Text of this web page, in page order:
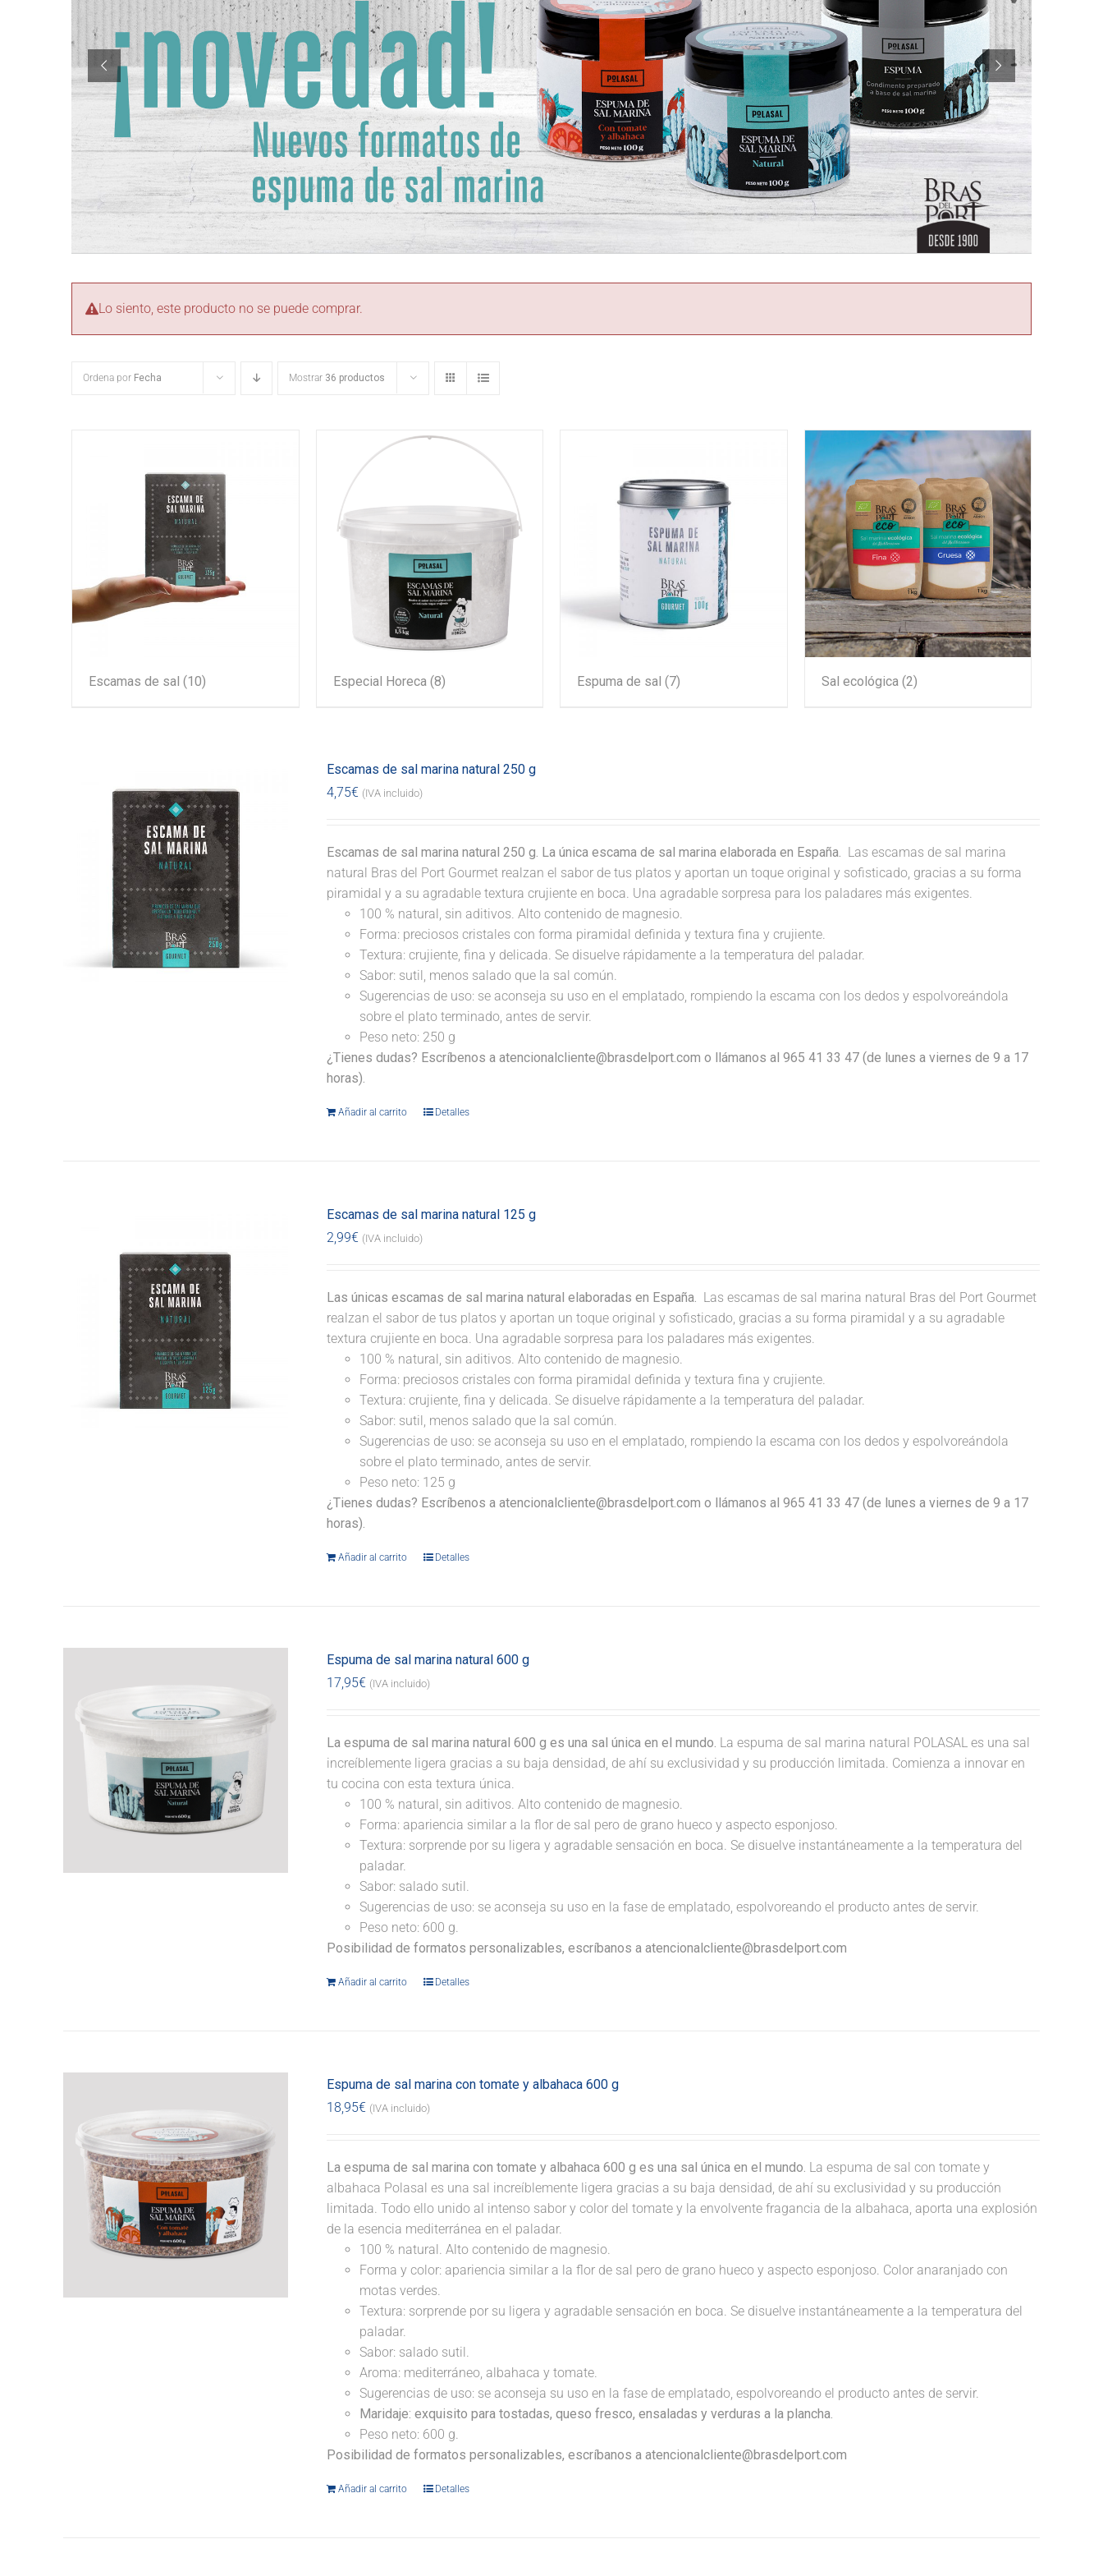
Lo siento, este producto no se puede comprar.
Ordena por Fecha Mostrar 36 productos
Escamas de sal (10) Especial Horeca (8) Espuma de sal (7) Sal ecológica (2)
Escamas de sal marina natural 250 g
4,75€ (IVA incluido)
Escamas de sal marina natural 250 g. La única escama de sal marina elaborada en España. Las escamas de sal marina
natural Bras del Port Gourmet realzan el sabor de tus platos y aportan un toque original y sofisticado, gracias a su forma
piramidal y a su agradable textura crujiente en boca. Una agradable sorpresa para los paladares más exigentes.
100 % natural, sin aditivos. Alto contenido de magnesio.
Forma: preciosos cristales con forma piramidal definida y textura fina y crujiente.
Textura: crujiente, fina y delicada. Se disuelve rápidamente a la temperatura del paladar.
Sabor: sutil, menos salado que la sal común.
Sugerencias de uso: se aconseja su uso en el emplatado, rompiendo la escama con los dedos y espolvoreándola
sobre el plato terminado, antes de servir.
Peso neto: 250 g
¿Tienes dudas? Escríbenos a atencionalcliente@brasdelport.com o llámanos al 965 41 33 47 (de lunes a viernes de 9 a 17
horas).
Añadir al carrito Detalles
Escamas de sal marina natural 125 g
2,99€ (IVA incluido)
Las únicas escamas de sal marina natural elaboradas en España. Las escamas de sal marina natural Bras del Port Gourmet
realzan el sabor de tus platos y aportan un toque original y sofisticado, gracias a su forma piramidal y a su agradable
textura crujiente en boca. Una agradable sorpresa para los paladares más exigentes.
100 % natural, sin aditivos. Alto contenido de magnesio.
Forma: preciosos cristales con forma piramidal definida y textura fina y crujiente.
Textura: crujiente, fina y delicada. Se disuelve rápidamente a la temperatura del paladar.
Sabor: sutil, menos salado que la sal común.
Sugerencias de uso: se aconseja su uso en el emplatado, rompiendo la escama con los dedos y espolvoreándola
sobre el plato terminado, antes de servir.
Peso neto: 125 g
¿Tienes dudas? Escríbenos a atencionalcliente@brasdelport.com o llámanos al 965 41 33 47 (de lunes a viernes de 9 a 17
horas).
Añadir al carrito Detalles
Espuma de sal marina natural 600 g
17,95€ (IVA incluido)
La espuma de sal marina natural 600 g es una sal única en el mundo. La espuma de sal marina natural POLASAL es una sal
increíblemente ligera gracias a su baja densidad, de ahí su exclusividad y su producción limitada. Comienza a innovar en
tu cocina con esta textura única.
100 % natural, sin aditivos. Alto contenido de magnesio.
Forma: apariencia similar a la flor de sal pero de grano hueco y aspecto esponjoso.
Textura: sorprende por su ligera y agradable sensación en boca. Se disuelve instantáneamente a la temperatura del
paladar.
Sabor: salado sutil.
Sugerencias de uso: se aconseja su uso en la fase de emplatado, espolvoreando el producto antes de servir.
Peso neto: 600 g.
Posibilidad de formatos personalizables, escríbanos a atencionalcliente@brasdelport.com
Añadir al carrito Detalles
Espuma de sal marina con tomate y albahaca 600 g
18,95€ (IVA incluido)
La espuma de sal marina con tomate y albahaca 600 g es una sal única en el mundo. La espuma de sal con tomate y
albahaca Polasal es una sal increíblemente ligera gracias a su baja densidad, de ahí su exclusividad y su producción
limitada. Todo ello unido al intenso sabor y color del tomate y la envolvente fragancia de la albahaca, aporta una explosión
de la esencia mediterránea en el paladar.
100 % natural. Alto contenido de magnesio.
Forma y color: apariencia similar a la flor de sal pero de grano hueco y aspecto esponjoso. Color anaranjado con
motas verdes.
Textura: sorprende por su ligera y agradable sensación en boca. Se disuelve instantáneamente a la temperatura del
paladar.
Sabor: salado sutil.
Aroma: mediterráneo, albahaca y tomate.
Sugerencias de uso: se aconseja su uso en la fase de emplatado, espolvoreando el producto antes de servir.
Maridaje: exquisito para tostadas, queso fresco, ensaladas y verduras a la plancha.
Peso neto: 600 g.
Posibilidad de formatos personalizables, escríbanos a atencionalcliente@brasdelport.com
Añadir al carrito Detalles